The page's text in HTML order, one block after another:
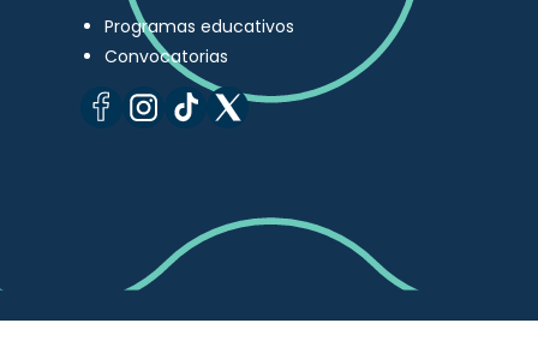
Programas educativos
Convocatorias